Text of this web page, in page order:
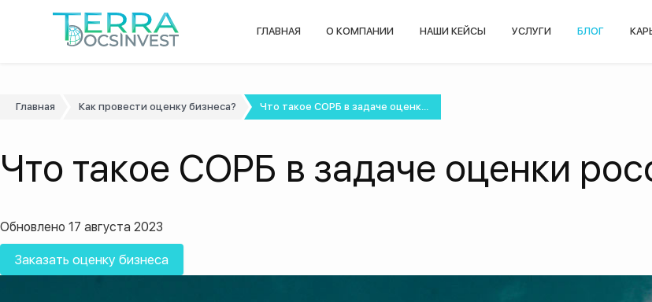
ГЛАВНАЯ О КОМПАНИИ НАШИ КЕЙСЫ УСЛУГИ БЛОГ
Главная Как провести оценку бизнеса? Что такое СОРБ в задаче оценк...
Что такое СОРБ в задаче оценки
Обновлено 17 августа 2023
Заказать оценку бизнеса